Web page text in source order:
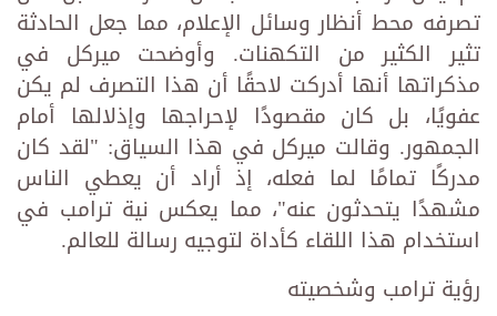
تصرفه محط أنظار وسائل الإعلام، مما جعل الحادثة
تثير الكثير من التكهنات. وأوضحت ميركل في
مذكراتها أنها أدركت لاحقًا أن هذا التصرف لم يكن
عفويًا، بل كان مقصودًا لإحراجها وإذلالها أمام
الجمهور. وقالت ميركل في هذا السياق: "لقد كان
مدركًا تمامًا لما فعله، إذ أراد أن يعطي الناس
مشهدًا يتحدثون عنه"، مما يعكس نية ترامب في
استخدام هذا اللقاء كأداة لتوجيه رسالة للعالم.
رؤية ترامب وشخصيته